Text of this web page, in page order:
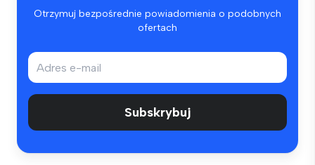
Otrzymuj bezpośrednie powiadomienia o podobnych
ofertach
Subskrybuj